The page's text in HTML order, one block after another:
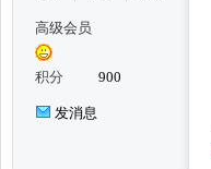
高级会员
积分 900
发消息